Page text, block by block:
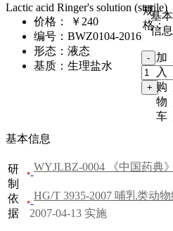
Lactic acid Ringer's solution (sterile)
价格：
￥240
编号： BWZ0104-2016
形态： 液态
基质： 生理盐水
规
格：
加
入
购
物
车
基本
信息
基本信息
研
制
依
据
2007-04-13 实施